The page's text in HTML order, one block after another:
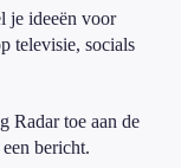
je ideeën voor
televisie, socials
Radar toe aan de
bericht.